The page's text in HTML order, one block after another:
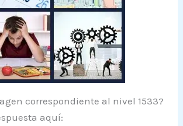
correspondiente al nivel 1533?
aquí: